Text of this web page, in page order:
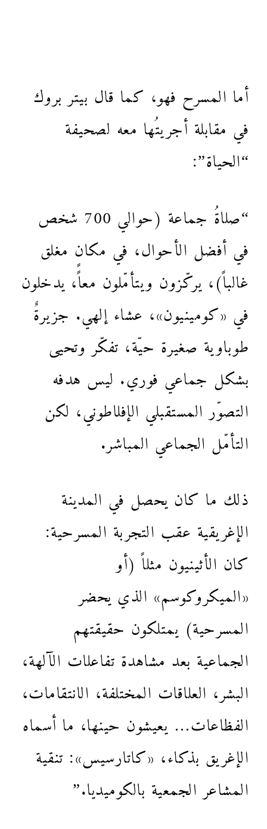
أما المسرح فهو، كما قال بيتر بروك
في مقابلة أجريتُها معه لصحيفة
“الحياة”:
“صلاةُ جماعة (حوالي 700 شخص
في أفضل الأحوال، في مكانٍ مغلق
غالباً)، يركّزون ويتأمّلون معاً، يدخلون
في «كومينيون»، عشاء إلهي. جزيرةٌ
طوباوية صغيرة حيّة، تفكّر وتحيى
بشكل جماعي فوري. ليس هدفه
التصوّر المستقبلي الإفلاطوني، لكن
التأمّل الجماعي المباشر.
ذلك ما كان يحصل في المدينة
الإغريقية عقب التجربة المسرحية:
كان الأثينيون مثلاً (أو
«الميكروكوسم» الذي يحضر
المسرحية) يمتلكون حقيقتهم
الجماعية بعد مشاهدة تفاعلات الآلهة،
البشر، العلاقات المختلفة، الانتقامات،
الفظاعات… يعيشون حينها، ما أسماه
الإغريق بذكاء، «كاتارسيس»: تنقية
المشاعر الجمعية بالكوميديا.”